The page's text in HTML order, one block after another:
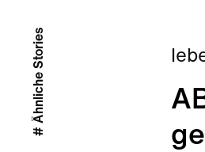
# Ähnliche Stories